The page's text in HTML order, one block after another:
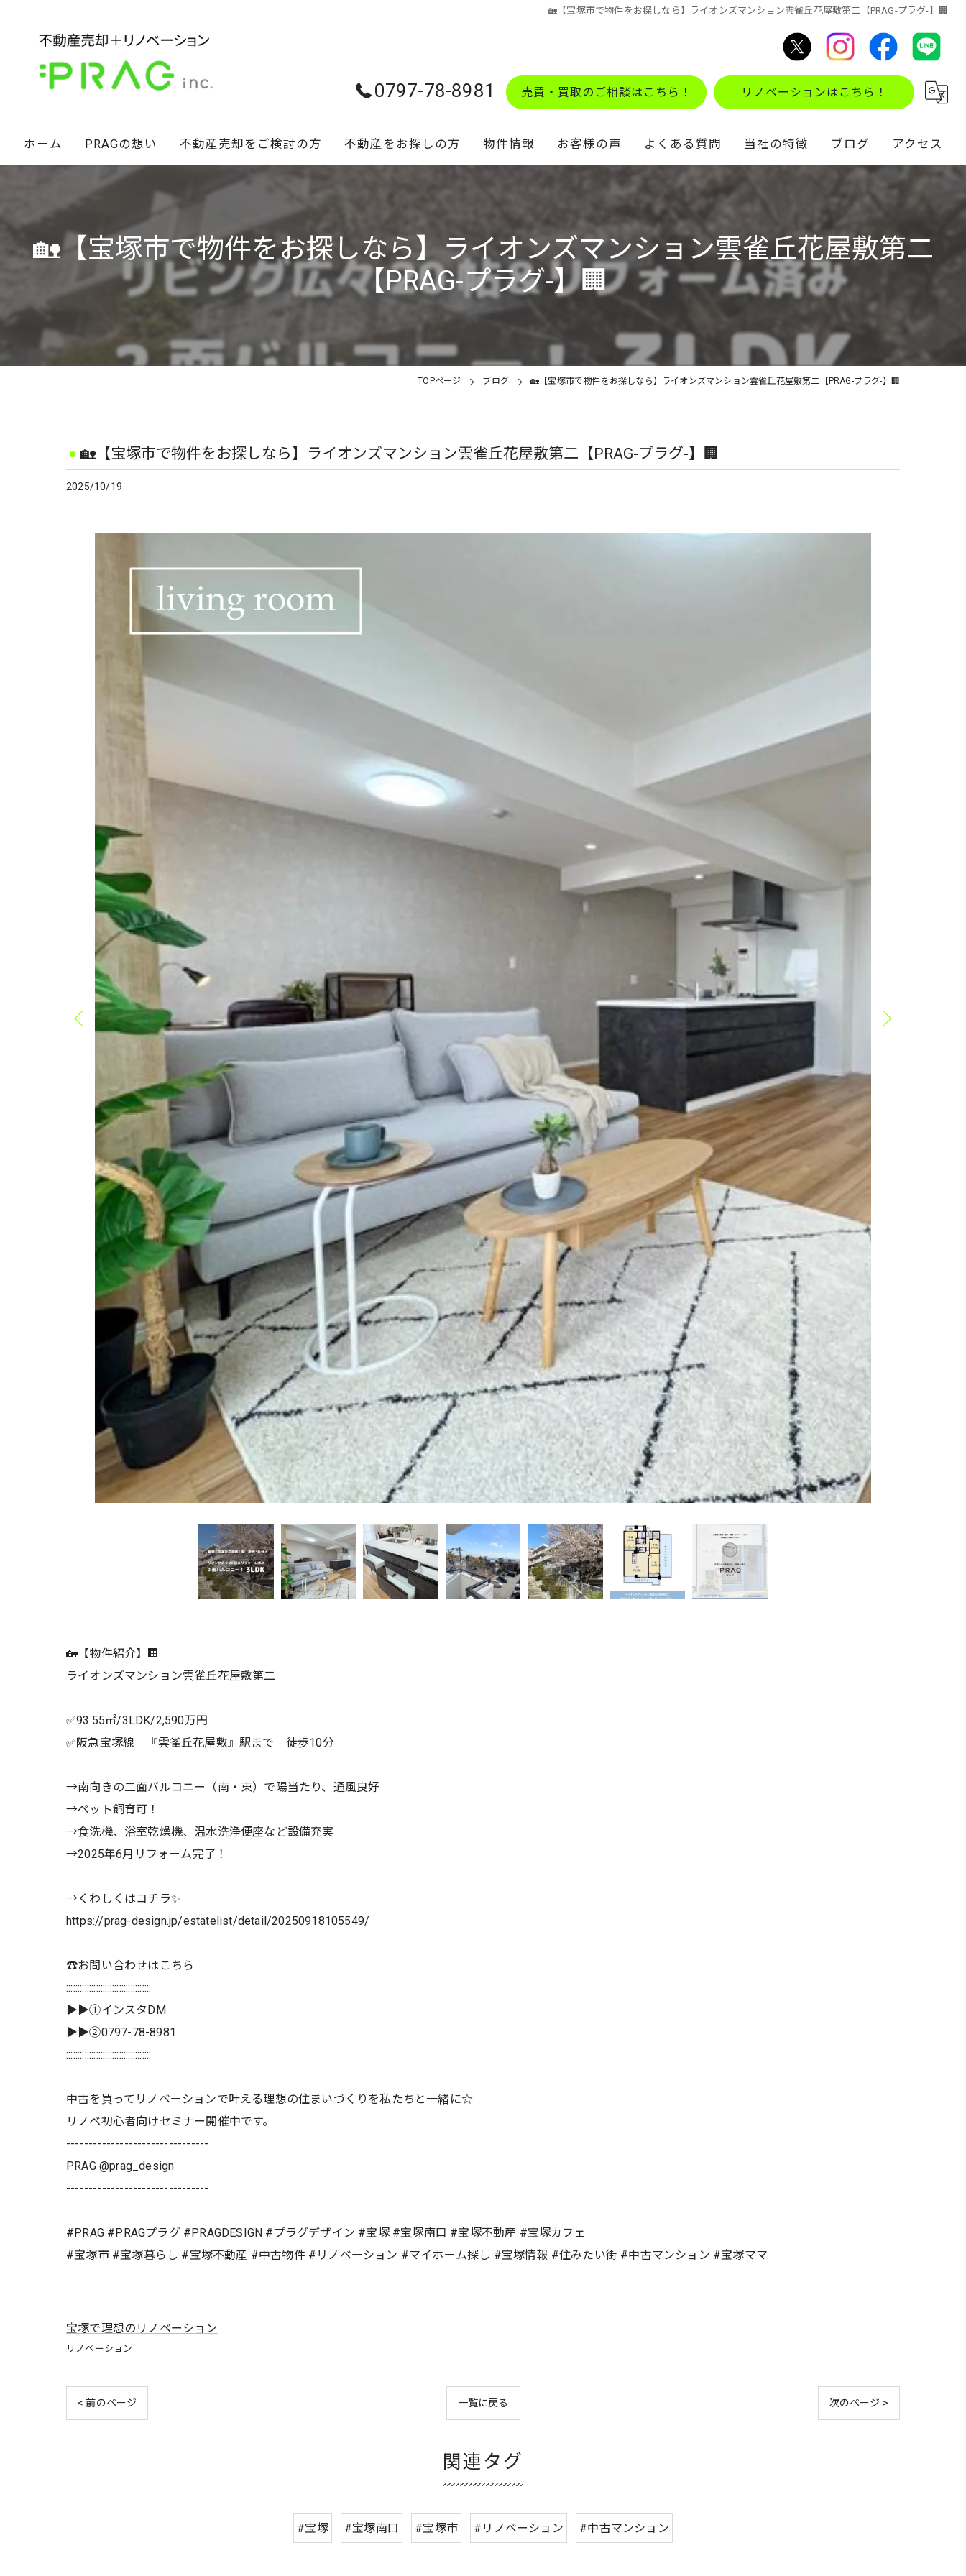
🏡【宝塚市で物件をお探しなら】ライオンズマンション雲雀丘花屋敷第二【PRAG-プラグ-】🏢
0797-78-8981 売買・買取のご相談はこちら！ リノベーションはこちら！
ホーム PRAGの想い
経営陣の想い
スタッフ紹介
不動産売却をご検討の方
不動産セカンドオピニオン
相続財産のお悩み解決術
不動産をお探しの方 物件情報 お客様の声 よくある質問 当社の特徴
リノベーション
土地
ブログ アクセス
🏡【宝塚市で物件をお探しなら】ライオンズマンション雲雀丘花屋敷第二
【PRAG-プラグ-】🏢
TOPページ ブログ 🏡【宝塚市で物件をお探しなら】ライオンズマンション雲雀丘花屋敷第二【PRAG-プラグ-】🏢
🏡【宝塚市で物件をお探しなら】ライオンズマンション雲雀丘花屋敷第二【PRAG-プラグ-】🏢
2025/10/19
🏡【物件紹介】🏢
ライオンズマンション雲雀丘花屋敷第二
✅93.55㎡/3LDK/2,590万円
✅阪急宝塚線 『雲雀丘花屋敷』駅まで 徒歩10分
→南向きの二面バルコニー（南・東）で陽当たり、通風良好
→ペット飼育可！
→食洗機、浴室乾燥機、温水洗浄便座など設備充実
→2025年6月リフォーム完了！
→くわしくはコチラ✨
https://prag-design.jp/estatelist/detail/20250918105549/
☎️お問い合わせはこちら
:::::::::::::::::::::::::::::::::::::
▶▶①インスタDM
▶▶②0797-78-8981
:::::::::::::::::::::::::::::::::::::
中古を買ってリノベーションで叶える理想の住まいづくりを私たちと一緒に☆
リノベ初心者向けセミナー開催中です。
--------------------------------
PRAG @prag_design
--------------------------------
#PRAG #PRAGプラグ #PRAGDESIGN #プラグデザイン #宝塚 #宝塚南口 #宝塚不動産 #宝塚カフェ
#宝塚市 #宝塚暮らし #宝塚不動産 #中古物件 #リノベーション #マイホーム探し #宝塚情報 #住みたい街 #中古マンション #宝塚ママ
宝塚で理想のリノベーション
リノベーション
< 前のページ 一覧に戻る 次のページ >
関連タグ
#宝塚 #宝塚南口 #宝塚市 #リノベーション #中古マンション